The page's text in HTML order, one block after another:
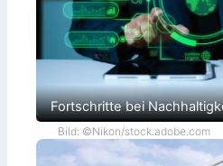
Fortschritte bei
Bild: ©Nikon/stock.adobe.com